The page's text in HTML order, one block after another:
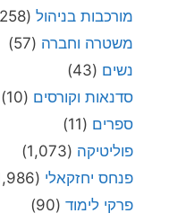
מורכבות בניהול (1,258)
משטרה וחברה (57)
נשים (43)
סדנאות וקורסים (10)
ספרים (11)
פוליטיקה (1,073)
פנחס יחזקאלי (1,986)
פרקי לימוד (90)